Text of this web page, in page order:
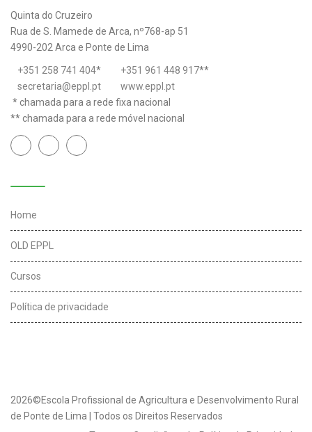
Quinta do Cruzeiro
Rua de S. Mamede de Arca, nº768-ap 51
4990-202 Arca e Ponte de Lima
+351 258 741 404* +351 961 448 917**
secretaria@eppl.pt
www.eppl.pt
* chamada para a rede fixa nacional
** chamada para a rede móvel nacional
Home
OLD EPPL
Cursos
Política de privacidade
2026©Escola Profissional de Agricultura e Desenvolvimento Rural
de Ponte de Lima | Todos os Direitos Reservados